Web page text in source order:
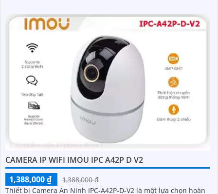
CAMERA IP WIFI IMOU IPC A42P D V2
1,388,000 ₫
1,388,000 ₫
Thiết bị Camera An Ninh IPC-A42P-D-V2 là một lựa chọn hoàn